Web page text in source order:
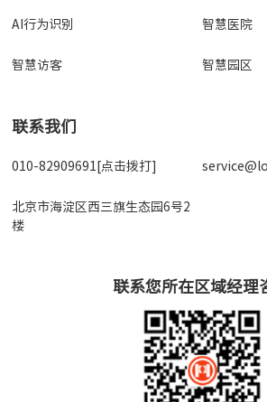
AI行为识别 智慧医院
智慧访客 智慧园区
联系我们
010-82909691[点击拨打]
北京市海淀区西三旗生态园6号2
楼
联系您所在区域经理